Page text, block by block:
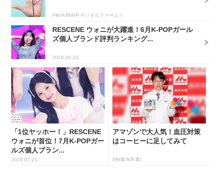
PR(合同会社デジタルファーム )
RESCENE ウォニが大躍進！6月K-POPガール
ズ個人ブランド評判ランキング...
2026.06.23
「1位ヤッホー！」RESCENE
ウォニが首位！7月K-POPガー
ルズ個人ブラン...
2026.07.21
アマゾンで大人気！血圧対策
はコーヒーに足してみて
PR(森永乳業)